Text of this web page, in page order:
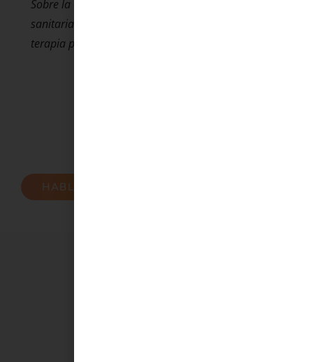
Sobre la autora: Lorena González es psicóloga
sanitaria (Col. M-24158), especialista en ansiedad y
terapia pareja en Serena Psicología.
HABLA CON NOSOTRAS